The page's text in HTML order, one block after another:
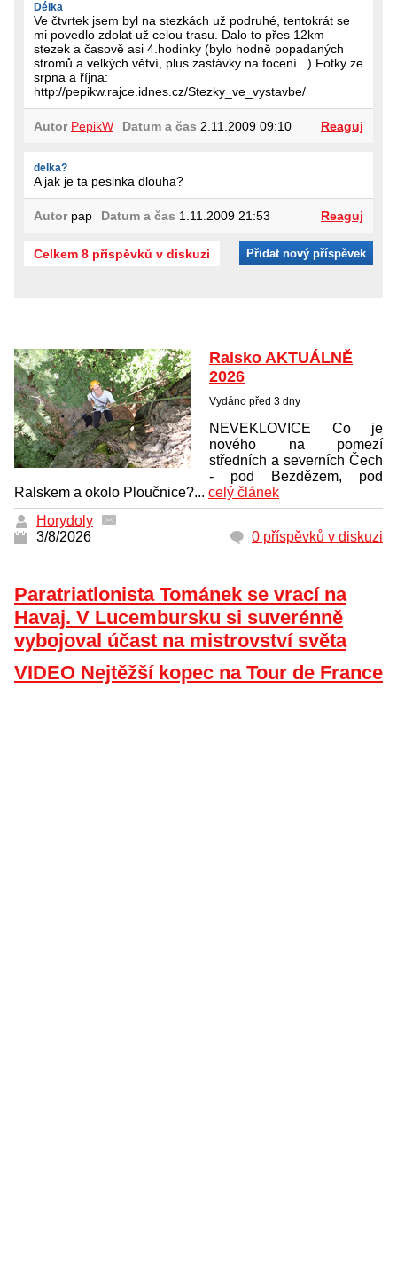
Délka
Ve čtvrtek jsem byl na stezkách už podruhé, tentokrát se
mi povedlo zdolat už celou trasu. Dalo to přes 12km
stezek a časově asi 4.hodinky (bylo hodně popadaných
stromů a velkých větví, plus zastávky na focení...).Fotky ze
srpna a října:
http://pepikw.rajce.idnes.cz/Stezky_ve_vystavbe/
Autor PepikW Datum a čas 2.11.2009 09:10 Reaguj
delka?
A jak je ta pesinka dlouha?
Autorpap Datum a čas 1.11.2009 21:53 Reaguj
Celkem 8 příspěvků v diskuzi Přidat nový příspěvek
Ralsko AKTUÁLNĚ
2026
Vydáno před 3 dny
NEVEKLOVICE Co je
nového na pomezí
středních a severních Čech
- pod Bezdězem, pod
Ralskem a okolo Ploučnice?... celý článek
Horydoly
3/8/2026
0 příspěvků v diskuzi
Paratriatlonista Tománek se vrací na
Havaj. V Lucembursku si suverénně
vybojoval účast na mistrovství světa
VIDEO Nejtěžší kopec na Tour de France